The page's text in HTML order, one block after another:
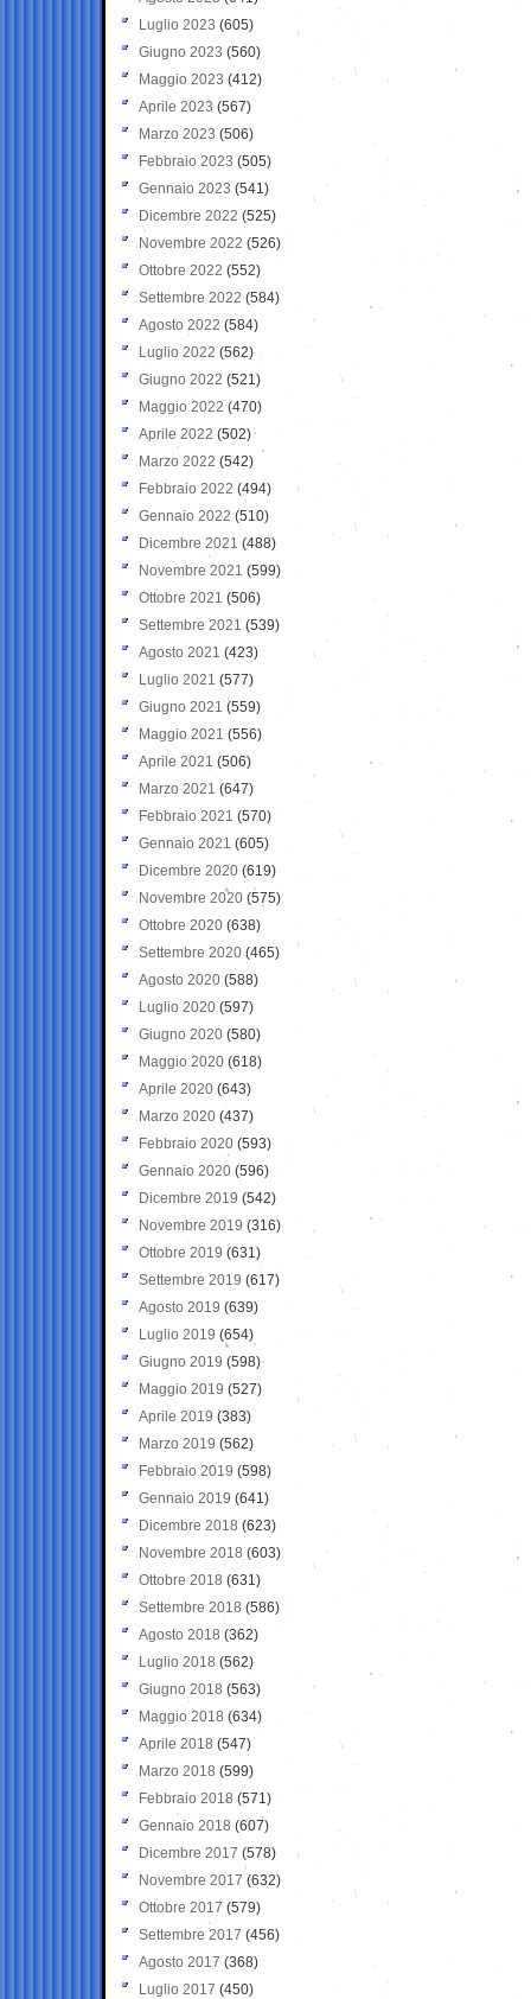
Luglio 2023 (605)
Giugno 2023 (560)
Maggio 2023 (412)
Aprile 2023 (567)
Marzo 2023 (506)
Febbraio 2023 (505)
Gennaio 2023 (541)
Dicembre 2022 (525)
Novembre 2022 (526)
Ottobre 2022 (552)
Settembre 2022 (584)
Agosto 2022 (584)
Luglio 2022 (562)
Giugno 2022 (521)
Maggio 2022 (470)
Aprile 2022 (502)
Marzo 2022 (542)
Febbraio 2022 (494)
Gennaio 2022 (510)
Dicembre 2021 (488)
Novembre 2021 (599)
Ottobre 2021 (506)
Settembre 2021 (539)
Agosto 2021 (423)
Luglio 2021 (577)
Giugno 2021(559)
Maggio 2021 (556)
Aprile 2021 (506)
Marzo 2021 (647)
Febbraio 2021 (570)
Gennaio 2021 (605)
Dicembre 2020 (619)
Novembre 2020 (575)
Ottobre 2020 (638)
Settembre 2020(465)
Agosto 2020 (588)
Luglio 2020 (597)
Giugno 2020 (580)
Maggio 2020 (618)
Aprile 2020 (643)
Marzo 2020 (437)
Febbraio 2020 (593)
Gennaio 2020 (596)
Dicembre 2019 (542)
Novembre 2019 (316)
Ottobre 2019 (631)
Settembre 2019 (617)
Agosto 2019 (639)
Luglio 2019 (654)
Giugno 2019 (598)
Maggio 2019 (527)
Aprile 2019 (383)
Marzo 2019 (562)
Febbraio 2019 (598)
Gennaio 2019 (641)
Dicembre 2018 (623)
Novembre 2018 (603)
Ottobre 2018 (631)
Settembre 2018 (586)
Agosto 2018 (362)
Luglio 2018 (562)
Giugno 2018 (563)
Maggio 2018 (634)
Aprile 2018 (547)
Marzo 2018 (599)
Febbraio 2018 (571)
Gennaio 2018 (607)
Dicembre 2017 (578)
Novembre 2017 (632)
Ottobre 2017 (579)
Settembre 2017 (456)
Agosto 2017 (368)
Luglio 2017 (450)